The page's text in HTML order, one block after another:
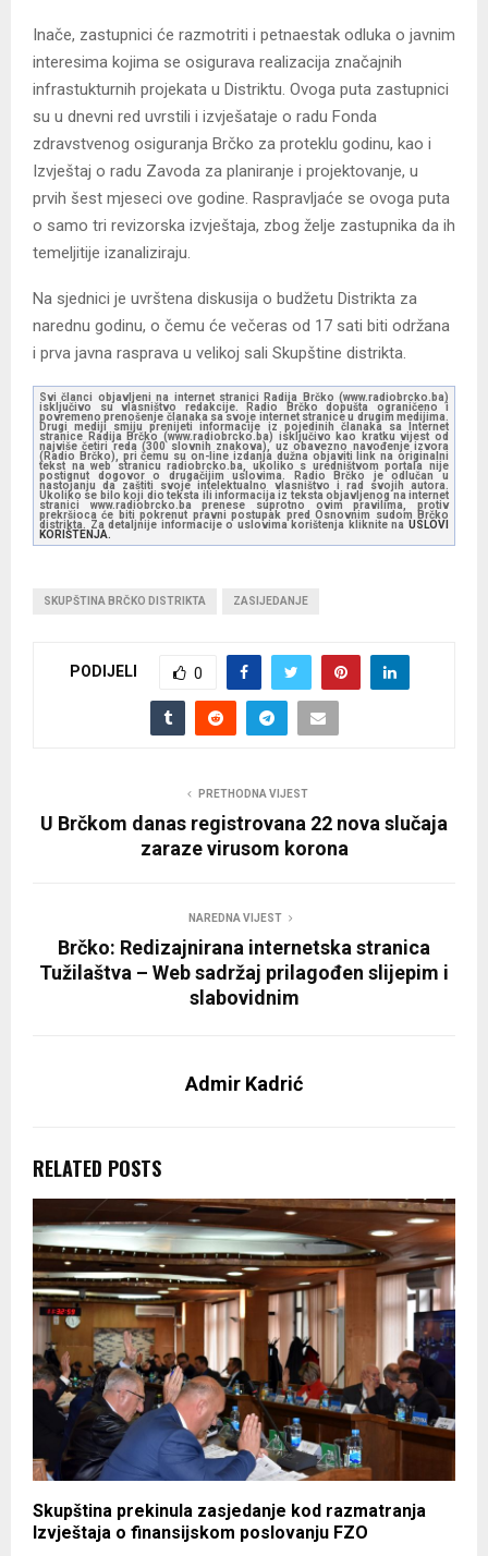
Inače, zastupnici će razmotriti i petnaestak odluka o javnim
interesima kojima se osigurava realizacija značajnih
infrastukturnih projekata u Distriktu. Ovoga puta zastupnici
su u dnevni red uvrstili i izvješataje o radu Fonda
zdravstvenog osiguranja Brčko za proteklu godinu, kao i
Izvještaj o radu Zavoda za planiranje i projektovanje, u
prvih šest mjeseci ove godine. Raspravljaće se ovoga puta
o samo tri revizorska izvještaja, zbog želje zastupnika da ih
temeljitije izanaliziraju.
Na sjednici je uvrštena diskusija o budžetu Distrikta za
narednu godinu, o čemu će večeras od 17 sati biti održana
i prva javna rasprava u velikoj sali Skupštine distrikta.
Svi članci objavljeni na internet stranici Radija Brčko (www.radiobrcko.ba)
isključivo su vlasništvo redakcije. Radio Brčko dopušta ograničeno i
povremeno prenošenje članaka sa svoje internet stranice u drugim medijima.
Drugi mediji smiju prenijeti informacije iz pojedinih članaka sa Internet
stranice Radija Brčko (www.radiobrcko.ba) isključivo kao kratku vijest od
najviše četiri reda (300 slovnih znakova), uz obavezno navođenje izvora
(Radio Brčko), pri čemu su on-line izdanja dužna objaviti link na originalni
tekst na web stranicu radiobrcko.ba, ukoliko s uredništvom portala nije
postignut dogovor o drugačijim uslovima. Radio Brčko je odlučan u
nastojanju da zaštiti svoje intelektualno vlasništvo i rad svojih autora.
Ukoliko se bilo koji dio teksta ili informacija iz teksta objavljenog na internet
stranici www.radiobrcko.ba prenese suprotno ovim pravilima, protiv
prekršioca će biti pokrenut pravni postupak pred Osnovnim sudom Brčko
distrikta. Za detaljnije informacije o uslovima korištenja kliknite na USLOVI
KORIŠTENJA.
SKUPŠTINA BRČKO DISTRIKTA ZASIJEDANJE
PODIJELI 0
PRETHODNA VIJEST
U Brčkom danas registrovana 22 nova slučaja
zaraze virusom korona
NAREDNA VIJEST
Brčko: Redizajnirana internetska stranica
Tužilaštva – Web sadržaj prilagođen slijepim i
slabovidnim
Admir Kadrić
RELATED POSTS
Skupština prekinula zasjedanje kod razmatranja
Izvještaja o finansijskom poslovanju FZO